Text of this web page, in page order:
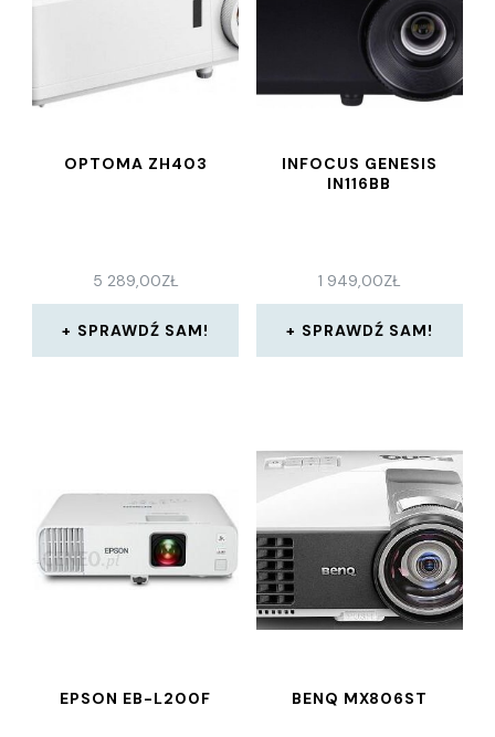
OPTOMA ZH403
5 289,00ZŁ
SPRAWDŹ SAM!
INFOCUS GENESIS
IN116BB
1 949,00ZŁ
SPRAWDŹ SAM!
EPSON EB-L200F BENQ MX806ST